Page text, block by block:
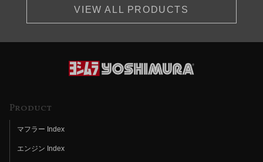
VIEW ALL PRODUCTS
Product
マフラー Index
エンジン Index